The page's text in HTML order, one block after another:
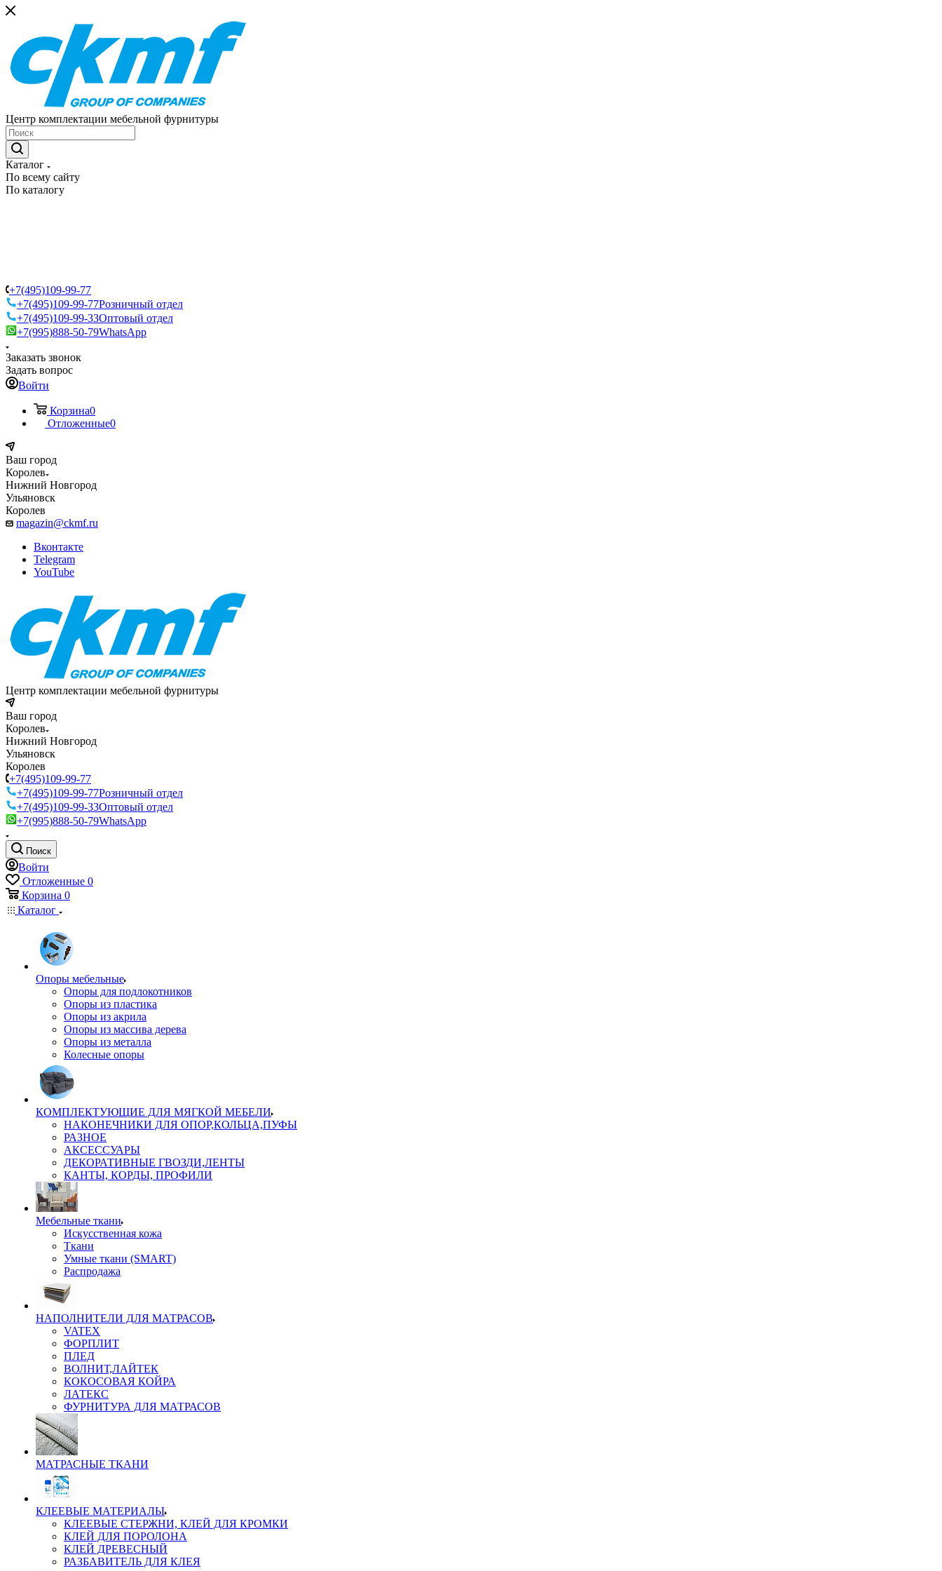
Центр комплектации мебельной фурнитуры
Каталог
По всему сайту
По каталогу
+7(495)109-99-77
+7(495)109-99-77Розничный отдел
+7(495)109-99-33Оптовый отдел
+7(995)888-50-79WhatsApp
Заказать звонок
Задать вопрос
Войти
Корзина0
Отложенные0
Ваш город
Королев
Нижний Новгород
Ульяновск
Королев
magazin@ckmf.ru
Вконтакте
Telegram
YouTube
Центр комплектации мебельной фурнитуры
Ваш город
Королев
Нижний Новгород
Ульяновск
Королев
+7(495)109-99-77
+7(495)109-99-77Розничный отдел
+7(495)109-99-33Оптовый отдел
+7(995)888-50-79WhatsApp
Поиск
Войти
Отложенные 0
Корзина 0
Каталог
Опоры мебельные
Опоры для подлокотников
Опоры из пластика
Опоры из акрила
Опоры из массива дерева
Опоры из металла
Колесные опоры
КОМПЛЕКТУЮЩИЕ ДЛЯ МЯГКОЙ МЕБЕЛИ
НАКОНЕЧНИКИ ДЛЯ ОПОР,КОЛЬЦА,ПУФЫ
РАЗНОЕ
АКСЕССУАРЫ
ДЕКОРАТИВНЫЕ ГВОЗДИ,ЛЕНТЫ
КАНТЫ, КОРДЫ, ПРОФИЛИ
Мебельные ткани
Искусственная кожа
Ткани
Умные ткани (SMART)
Распродажа
НАПОЛНИТЕЛИ ДЛЯ МАТРАСОВ
VATEX
ФОРПЛИТ
ПЛЕД
ВОЛНИТ,ЛАЙТЕК
КОКОСОВАЯ КОЙРА
ЛАТЕКС
ФУРНИТУРА ДЛЯ МАТРАСОВ
МАТРАСНЫЕ ТКАНИ
КЛЕЕВЫЕ МАТЕРИАЛЫ
КЛЕЕВЫЕ СТЕРЖНИ, КЛЕЙ ДЛЯ КРОМКИ
КЛЕЙ ДЛЯ ПОРОЛОНА
КЛЕЙ ДРЕВЕСНЫЙ
РАЗБАВИТЕЛЬ ДЛЯ КЛЕЯ